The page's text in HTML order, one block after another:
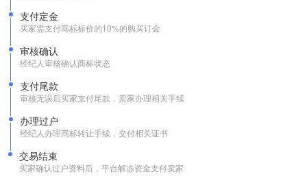
支付定金
买家需支付商标标价的10%的购买订金
审核确认
经纪人审核确认商标状态
支付尾款
审核无误后买家支付尾款，卖家办理相关手续
办理过户
经纪人办理商标转让手续，交付相关证书
交易结束
买家确认过户资料后，平台解冻资金支付卖家